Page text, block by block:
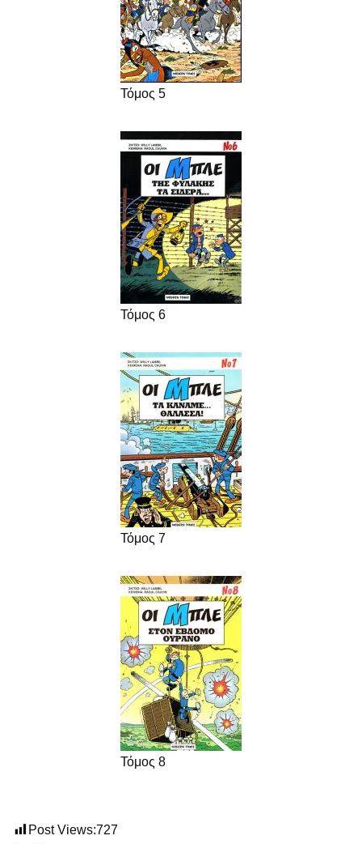
Τόμος 5
Τόμος 6
Τόμος 7
Τόμος 8
Post Views:727